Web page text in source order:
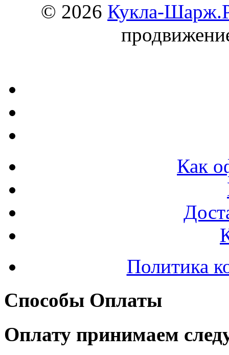
© 2026 Кукла-
Как
Политика
Способы Оплаты
Оплату принимаем